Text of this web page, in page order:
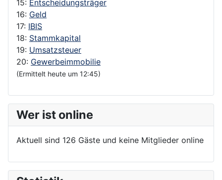
15: Entscheidungsträger
16: Geld
17: IBIS
18: Stammkapital
19: Umsatzsteuer
20: Gewerbeimmobilie
(Ermittelt heute um 12:45)
Wer ist online
Aktuell sind 126 Gäste und keine Mitglieder online